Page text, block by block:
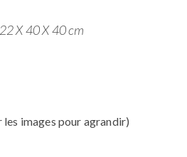
X 40 X 40 cm
les images pour agrandir)